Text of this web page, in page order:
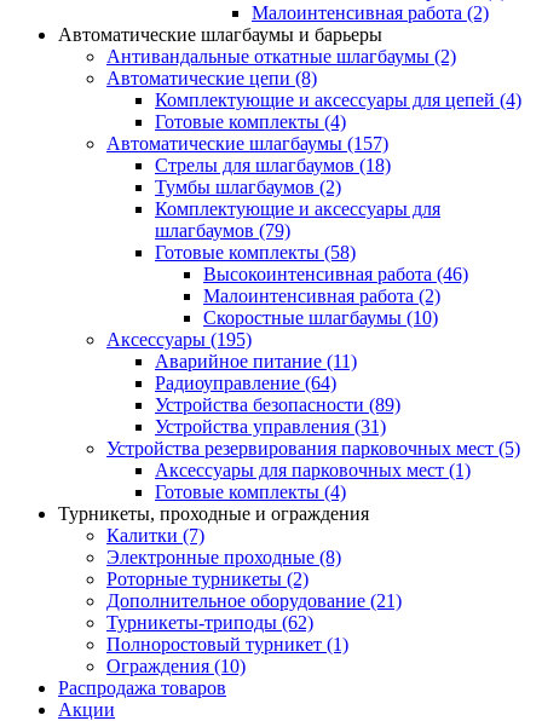
Малоинтенсивная работа (2)
Автоматические шлагбаумы и барьеры
Антивандальные откатные шлагбаумы (2)
Автоматические цепи (8)
Комплектующие и аксессуары для цепей (4)
Готовые комплекты (4)
Автоматические шлагбаумы (157)
Стрелы для шлагбаумов (18)
Тумбы шлагбаумов (2)
Комплектующие и аксессуары для
шлагбаумов (79)
Готовые комплекты (58)
Высокоинтенсивная работа (46)
Малоинтенсивная работа (2)
Скоростные шлагбаумы (10)
Аксессуары (195)
Аварийное питание (11)
Радиоуправление (64)
Устройства безопасности (89)
Устройства управления (31)
Устройства резервирования парковочных мест (5)
Аксессуары для парковочных мест (1)
Готовые комплекты (4)
Турникеты, проходные и ограждения
Калитки (7)
Электронные проходные (8)
Роторные турникеты (2)
Дополнительное оборудование (21)
Турникеты-триподы (62)
Полноростовый турникет (1)
Ограждения (10)
Распродажа товаров
Акции